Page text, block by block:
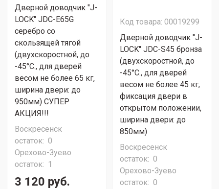
Дверной доводчик "J-
LOCK" JDC-E65G
серебро со
скользящей тягой
(двухскоростной, до
-45°С., для дверей
весом не более 65 кг,
ширина двери: до
950мм) СУПЕР
АКЦИЯ!!!
Воскресенск
остаток: 0
Орехово-Зуево
остаток: 1
3 120 руб.
Код товара: 00019299
Дверной доводчик "J-
LOCK" JDC-S45 бронза
(двухскоростной, до
-45°С., для дверей
весом не более 45 кг,
фиксация двери в
открытом положении,
ширина двери: до
850мм)
Воскресенск
остаток: 0
Орехово-Зуево
остаток: 0